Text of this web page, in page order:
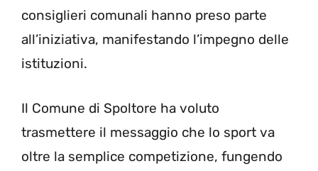
consiglieri comunali hanno preso parte
all’iniziativa, manifestando l’impegno delle
istituzioni.
Il Comune di Spoltore ha voluto
trasmettere il messaggio che lo sport va
oltre la semplice competizione, fungendo